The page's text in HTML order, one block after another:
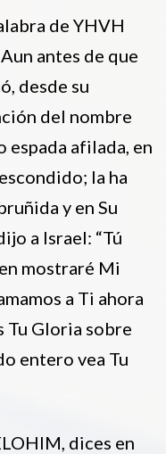
de YHVH
antes de que
desde su
del nombre
espada afilada, en
la ha
y en Su
a Israel: “Tú
mostraré Mi
a Ti ahora
Tu Gloria sobre
entero vea Tu
dices en